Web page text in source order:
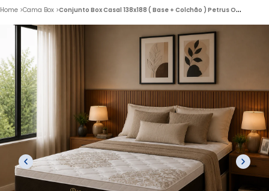
Home >Cama Box > C
onjunto Box Casal 138x188 ( Base + Colchão ) Petrus Ortobom